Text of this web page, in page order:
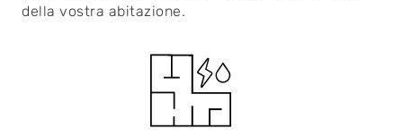
della vostra abitazione.